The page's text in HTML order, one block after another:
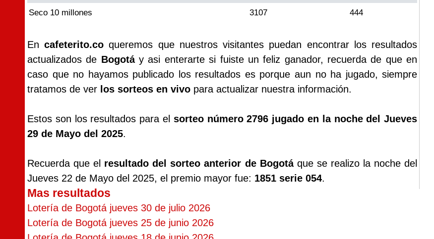
Seco 10 millones 3107 444
Encafeterito.co queremos que nuestros visitantes puedan encontrar los resultados
actualizados de Bogotáy asi enterarte si fuiste un feliz ganador, recuerda de que en
caso que no hayamos publicado los resultados es porque aun no ha jugado, siempre
tratamos de ver los sorteos en vivo para actualizar nuestra información.
Estos son los resultados para el sorteo número 2796 jugado en la noche del Jueves
29 de Mayo del 2025.
Recuerda que el resultado del sorteo anterior de Bogotáque se realizo la noche del
Jueves 22 de Mayo del 2025, el premio mayor fue: 1851 serie 054.
Mas resultados
Lotería de Bogotá jueves 30 de julio 2026
Lotería de Bogotá jueves 25 de junio 2026